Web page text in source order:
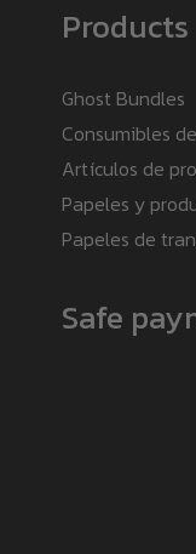
Products
Ghost Bundles
Consumibles
Artículos de
Papeles y
Papeles de
Safe